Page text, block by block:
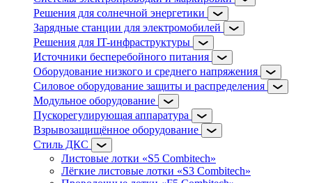
Решения для солнечной энергетики
Зарядные станции для электромобилей
Решения для IT-инфраструктуры
Источники бесперебойного питания
Оборудование низкого и среднего напряжения
Силовое оборудование защиты и распределения
Модульное оборудование
Пускорегулирующая аппаратура
Взрывозащищённое оборудование
Стиль ДКС
Листовые лотки «S5 Combitech»
Лёгкие листовые лотки «S3 Combitech»